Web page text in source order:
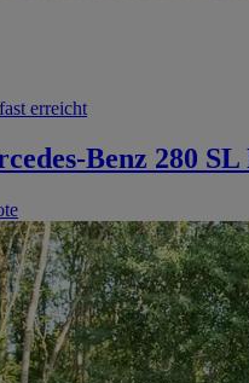
erreicht
Benz 280 SL